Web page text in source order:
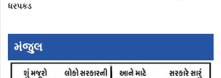
ધરપકડ
મંજુલ